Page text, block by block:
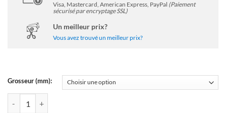
Visa, Mastercard, American Express, PayPal (Paiement
sécurisé par encryptage SSL)
Un meilleur prix?
Vous avez trouvé un meilleur prix?
Grosseur (mm):